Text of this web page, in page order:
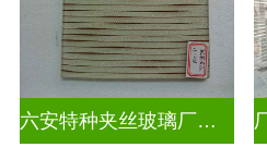
六安特种夹丝玻璃厂家电话